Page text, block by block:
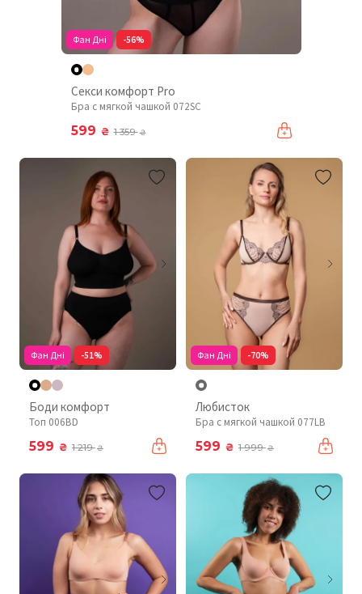
Фан Дні -56%
Секси комфорт Pro
Бра с мягкой чашкой 072SC
599 ₴ 1 359₴
Фан Дні -51%
Боди комфорт
Топ 006BD
599 ₴ 1 219₴
Фан Дні -70%
Любисток
Бра с мягкой чашкой 077LB
599 ₴ 1 999₴